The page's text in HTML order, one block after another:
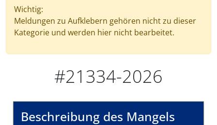
Wichtig:
Meldungen zu Aufklebern gehören nicht zu dieser
Kategorie und werden hier nicht bearbeitet.
#21334-2026
Beschreibung des Mangels